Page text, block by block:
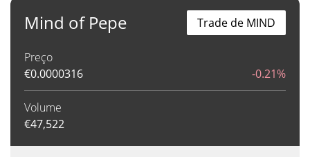
Mind of Pepe
Preço
€0.0000316 -0.21%
Volume
€47,522
Trade de MIND